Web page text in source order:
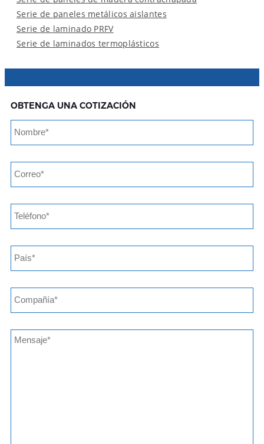
Serie de paneles metálicos aislantes
Serie de laminado PRFV
Serie de laminados termoplásticos
OBTENGA UNA COTIZACIÓN